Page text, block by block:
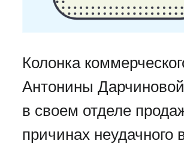
Колонка
Антонины
в своем отделе
причинах неудачного